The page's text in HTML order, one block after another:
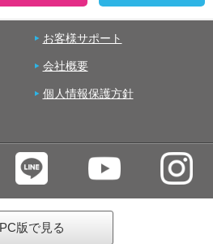
お客様サポート
会社概要
個人情報保護方針
PC版で見る